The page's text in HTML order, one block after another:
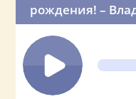
рождения! –
Владимирович
крёстной маме